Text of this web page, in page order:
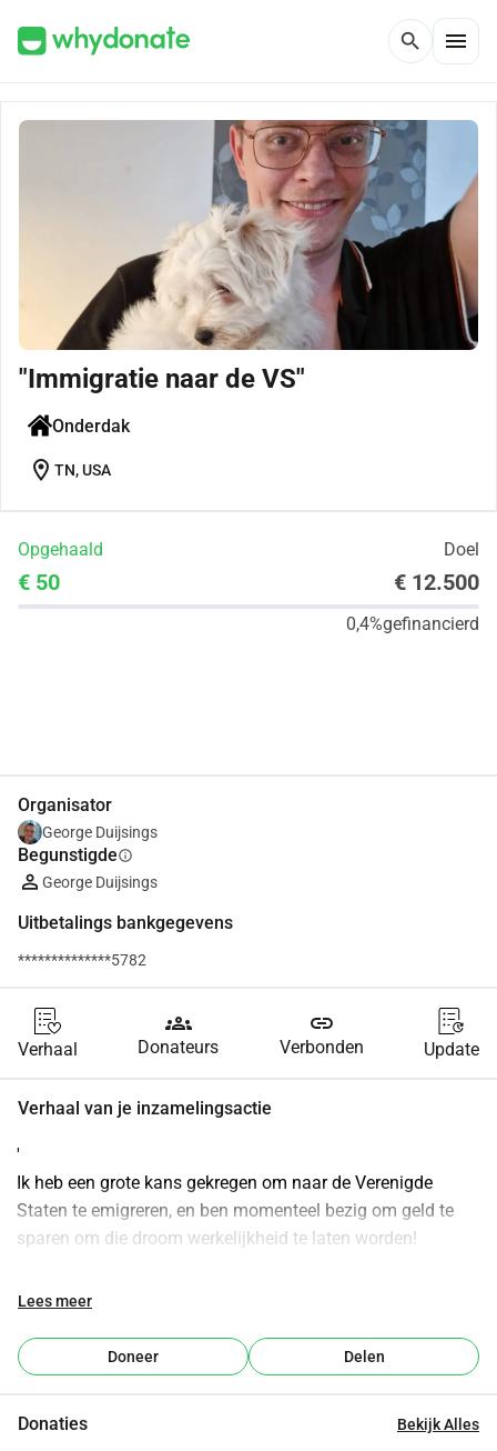
search menu
"Immigratie naar de VS"
Onderdak
location_on TN, USA
Opgehaald Doel
€ 50 € 12.500
0,4%gefinancierd
Organisator
George Duijsings
Begunstigdeinfo
George Duijsings
Uitbetalings bankgegevens
**************5782
Verhaal
groups
Donateurs
link
Verbonden Update
Verhaal van je inzamelingsactie
'
Ik heb een grote kans gekregen om naar de Verenigde
Staten te emigreren, en ben momenteel bezig om geld te
sparen om die droom werkelijkheid te laten worden!
Echter, ik heb nog ongeveer 25.000 extra nodig om alles te
Denk aan huisvesting, auto, verzekering,
gemakkelijk te krijgen!
Lees meer
Doneer Delen
Donaties Bekijk Alles